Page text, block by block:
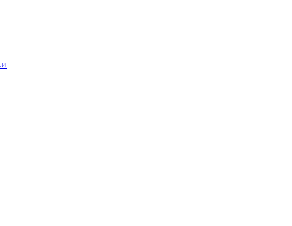
на . По завершенню замовлення Вам зателефонує наш менеджер